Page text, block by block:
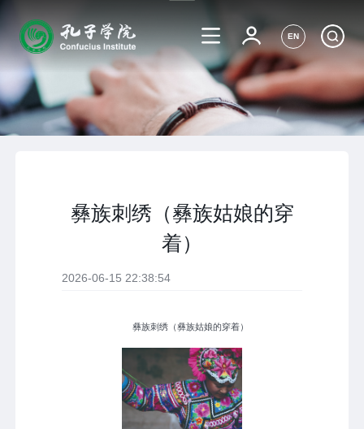
EN
彝族刺绣（彝族姑娘的穿
着）
2026-06-15 22:38:54
彝族刺绣（彝族姑娘的穿着）